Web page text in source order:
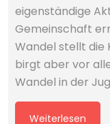
eigenständige
Gemeinschaft
Wandel stellt die
birgt aber vor
Wandel in der